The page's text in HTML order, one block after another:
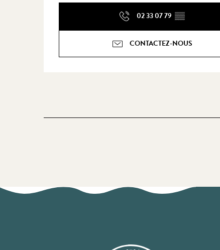
02 33 07 79 ▒▒
CONTACTEZ-NOUS